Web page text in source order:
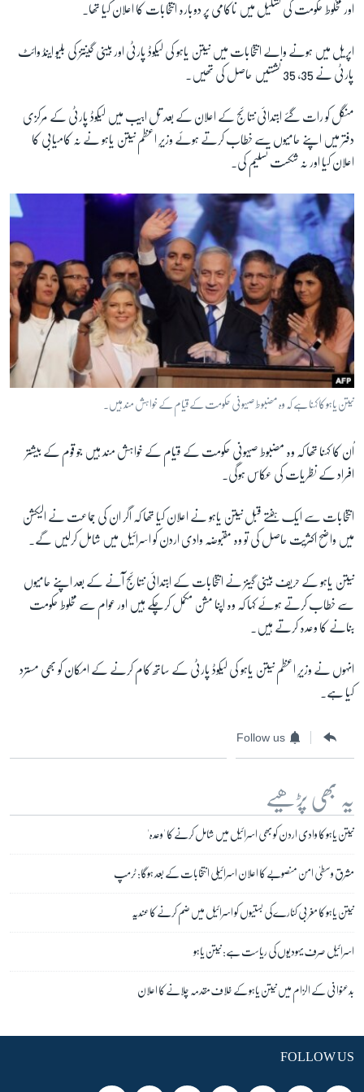
اور مخلوط حکومت کی تشکیل میں ناکامی پر دوبارہ انتخابات کا اعلان کیا تھا۔
اپریل میں ہونے والے انتخابات میں نیتن یاہو کی لیکوڈ پارٹی اور بینی گینتز کی بلیو اینڈ وائٹ
پارٹی نے 35، 35 نشستیں حاصل کی تھیں۔
منگل کو رات گئے ابتدائی نتائج کے اعلان کے بعد تل ابیب میں لیکوڈ پارٹی کے مرکزی
دفتر میں اپنے حامیوں سے خطاب کرتے ہوئے وزیرِ اعظم نیتن یاہو نے نہ کامیابی کا
اعلان کیا اور نہ شکست تسلیم کی۔
نیتن یاہو کا کہنا ہے کہ وہ مضبوط صیہونی حکومت کے قیام کے خواہش مند ہیں۔
اُن کا کہنا تھا کہ وہ مضبوط صیہونی حکومت کے قیام کے خواہش مند ہیں جو قوم کے بیشتر
افراد کے نظریات کی عکاس ہوگی۔
انتخابات سے ایک ہفتے قبل نیتن یاہو نے اعلان کیا تھا کہ اگر ان کی جماعت نے الیکشن
میں واضح اکثریت حاصل کی تو وہ مقبوضہ وادی اردن کو اسرائیل میں شامل کرلیں گے۔
نیتن یاہو کے حریف بینی گینز نے انتخابات کے ابتدائی نتائج آنے کے بعد اپنے حامیوں
سے خطاب کرتے ہوئے کہا کہ وہ اپنا مشن مکمل کرچکے ہیں اور عوام سے مخلوط حکومت
بنانے کا وعدہ کرتے ہیں۔
انہوں نے وزیرِ اعظم نیتن یاہو کی لیکوڈ پارٹی کے ساتھ کام کرنے کے امکان کو بھی مسترد
کیا ہے۔
Follow us
یہ بھی پڑھیے
نیتن یاہو کا وادی اردن کو بھی اسرائیل میں شامل کرنے کا 'وعدہ'
مشرق وسطیٰ امن منصوبے کا اعلان اسرائیلی انتخابات کے بعد ہوگا: ٹرمپ
نیتن یاہو کا مغربی کنارے کی بستیوں کو اسرائیل میں ضم کرنے کا عندیہ
اسرائیل صرف یہودیوں کی ریاست ہے: نیتن یاہو
بدعنوانی کے الزام میں نیتن یاہو کے خلاف مقدمہ چلانے کا اعلان
FOLLOW US